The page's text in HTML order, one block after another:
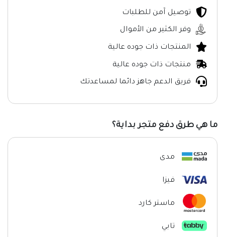
توصيل آمن للطلبات
وفر الكثير من الأموال
المنتجات ذات جوده عالية
منتجات ذات جوده عالية
فريق الدعم جاهز دائما لمساعدتك
ما هي طرق دفع متجر بداية؟
مدى
فيزا
ماستر كارد
تابي